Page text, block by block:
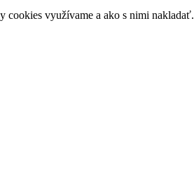
cookies využívame a ako s nimi nakladať.